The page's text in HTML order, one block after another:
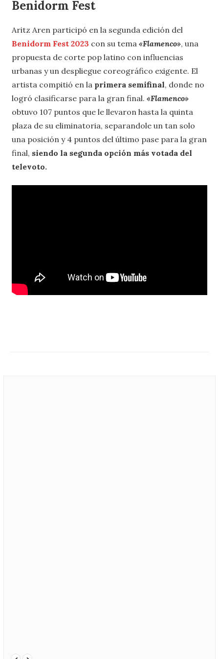
Benidorm Fest
Aritz Aren participó en la segunda edición del
Benidorm Fest 2023 con su tema «Flamenco», una
propuesta de corte pop latino con influencias
urbanas y un despliegue coreográfico exigente. El
artista compitió en la primera semifinal, donde no
logró clasificarse para la gran final. «Flamenco»
obtuvo 107 puntos que le llevaron hasta la quinta
plaza de su eliminatoria, separandole un tan solo
una posición y 4 puntos del último pase para la gran
final, siendo la segunda opción más votada del
televoto.